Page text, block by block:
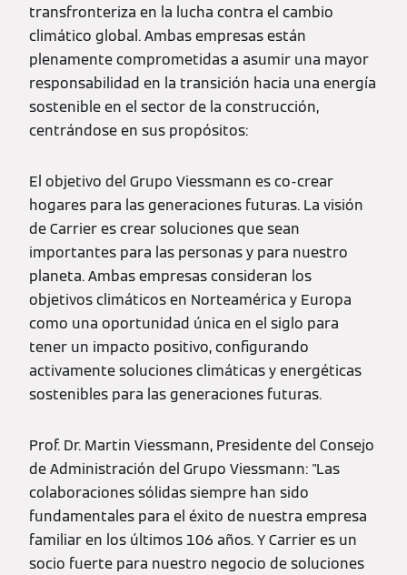
transfronteriza en la lucha contra el cambio
climático global. Ambas empresas están
plenamente comprometidas a asumir una mayor
responsabilidad en la transición hacia una energía
sostenible en el sector de la construcción,
centrándose en sus propósitos:
El objetivo del Grupo Viessmann es co-crear
hogares para las generaciones futuras. La visión
de Carrier es crear soluciones que sean
importantes para las personas y para nuestro
planeta. Ambas empresas consideran los
objetivos climáticos en Norteamérica y Europa
como una oportunidad única en el siglo para
tener un impacto positivo, configurando
activamente soluciones climáticas y energéticas
sostenibles para las generaciones futuras.
Prof. Dr. Martin Viessmann, Presidente del Consejo
de Administración del Grupo Viessmann: "Las
colaboraciones sólidas siempre han sido
fundamentales para el éxito de nuestra empresa
familiar en los últimos 106 años. Y Carrier es un
socio fuerte para nuestro negocio de soluciones